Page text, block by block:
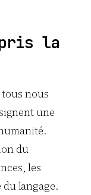
pris la
tous nous
une
du
les
langage.